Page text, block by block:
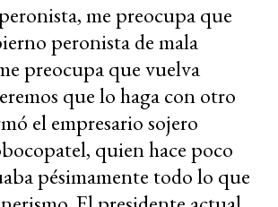
me preocupa que
peronista de mala
preocupa que vuelva
que lo haga con otro
el empresario sojero
quien hace poco
pésimamente todo lo que